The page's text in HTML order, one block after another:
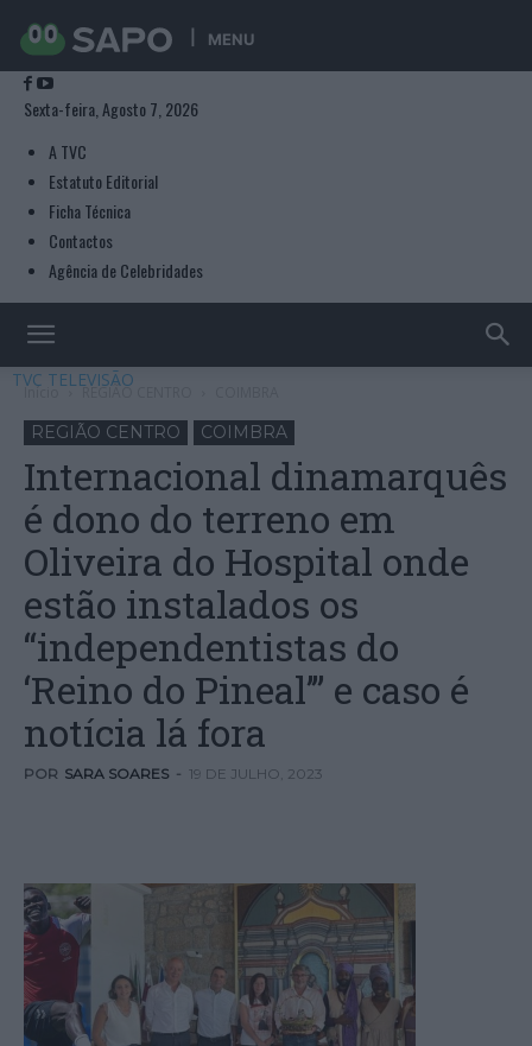
MENU
Sexta-feira, Agosto 7, 2026
A TVC
Estatuto Editorial
Ficha Técnica
Contactos
Agência de Celebridades
TVC TELEVISÃO
Início REGIÃO CENTRO
REGIÃO CENTRO COIMBRA
Internacional dinamarquês
é dono do terreno em
Oliveira do Hospital onde
estão instalados os
“independentistas do
‘Reino do Pineal’” e caso é
notícia lá fora
POR SARA SOARES - 19 DE JULHO, 2023